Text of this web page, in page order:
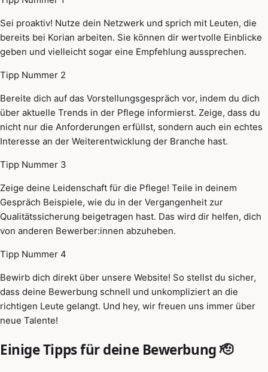
Sei proaktiv! Nutze dein Netzwerk und sprich mit Leuten, die
bereits bei Korian arbeiten. Sie können dir wertvolle Einblicke
geben und vielleicht sogar eine Empfehlung aussprechen.
Tipp Nummer 2
Bereite dich auf das Vorstellungsgespräch vor, indem du dich
über aktuelle Trends in der Pflege informierst. Zeige, dass du
nicht nur die Anforderungen erfüllst, sondern auch ein echtes
Interesse an der Weiterentwicklung der Branche hast.
Tipp Nummer 3
Zeige deine Leidenschaft für die Pflege! Teile in deinem
Gespräch Beispiele, wie du in der Vergangenheit zur
Qualitätssicherung beigetragen hast. Das wird dir helfen, dich
von anderen Bewerber:innen abzuheben.
Tipp Nummer 4
Bewirb dich direkt über unsere Website! So stellst du sicher,
dass deine Bewerbung schnell und unkompliziert an die
richtigen Leute gelangt. Und hey, wir freuen uns immer über
neue Talente!
Einige Tipps für deine Bewerbung 🫡